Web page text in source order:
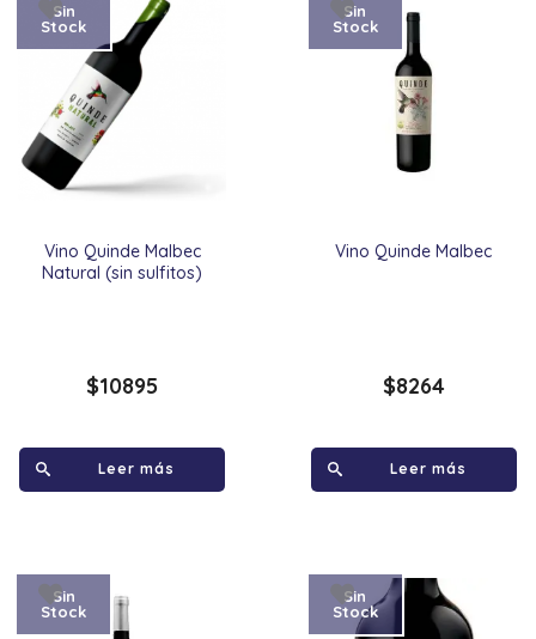
Vino Quinde Malbec
Natural (sin sulfitos)
Sin
Stock
$10895
Leer más
Vino Quinde Malbec
Sin
Stock
$8264
Leer más
Sin
Stock
Sin
Stock